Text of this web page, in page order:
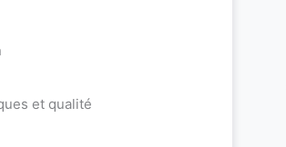
et qualité